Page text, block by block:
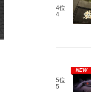
4位
4
5位
5
NEW